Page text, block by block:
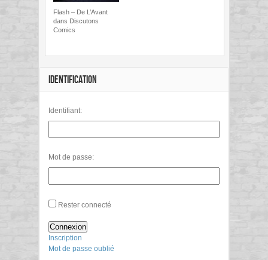
Flash – De L’Avant
dans Discutons
Comics
IDENTIFICATION
Identifiant:
Mot de passe:
Rester connecté
Connexion
Inscription
Mot de passe oublié